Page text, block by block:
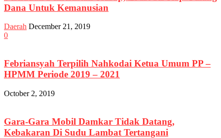
Dana Untuk Kemanusian
Daerah December 21, 2019
0
Febriansyah Terpilih Nahkodai Ketua Umum PP –
HPMM Periode 2019 – 2021
October 2, 2019
Gara-Gara Mobil Damkar Tidak Datang,
Kebakaran Di Sudu Lambat Tertangani